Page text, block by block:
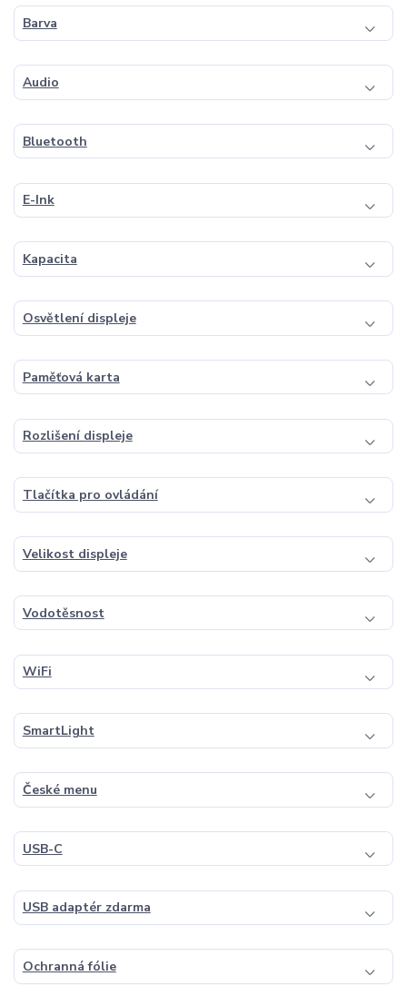
Barva
Audio
Bluetooth
E-Ink
Kapacita
Osvětlení displeje
Paměťová karta
Rozlišení displeje
Tlačítka pro ovládání
Velikost displeje
Vodotěsnost
WiFi
SmartLight
České menu
USB-C
USB adaptér zdarma
Ochranná fólie